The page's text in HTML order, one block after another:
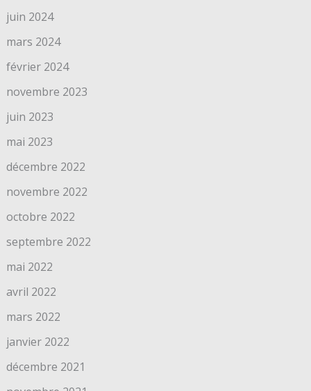
juin 2024
mars 2024
février 2024
novembre 2023
juin 2023
mai 2023
décembre 2022
novembre 2022
octobre 2022
septembre 2022
mai 2022
avril 2022
mars 2022
janvier 2022
décembre 2021